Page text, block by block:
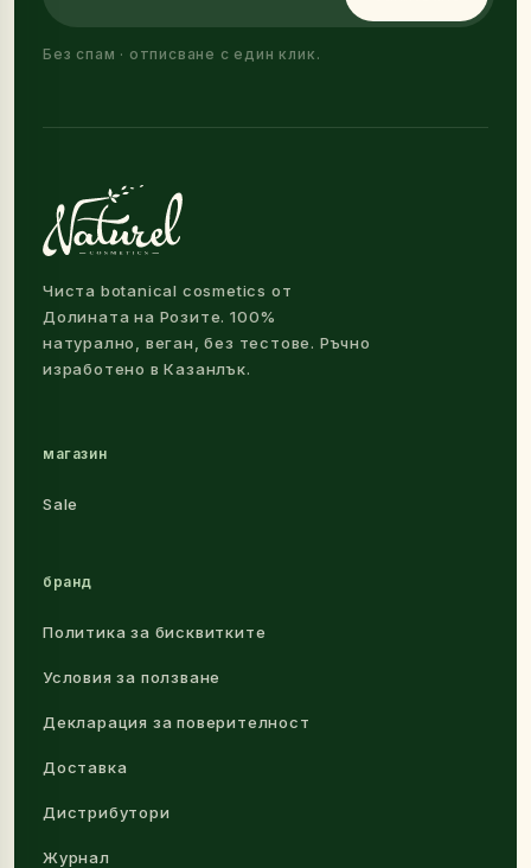
Без спам · отписване с един клик.
Чиста botanical cosmetics от
Долината на Розите. 100%
натурално, веган, без тестове. Ръчно
изработено в Казанлък.
магазин
Sale
бранд
Политика за бисквитките
Условия за ползване
Декларация за поверителност
Доставка
Дистрибутори
Журнал